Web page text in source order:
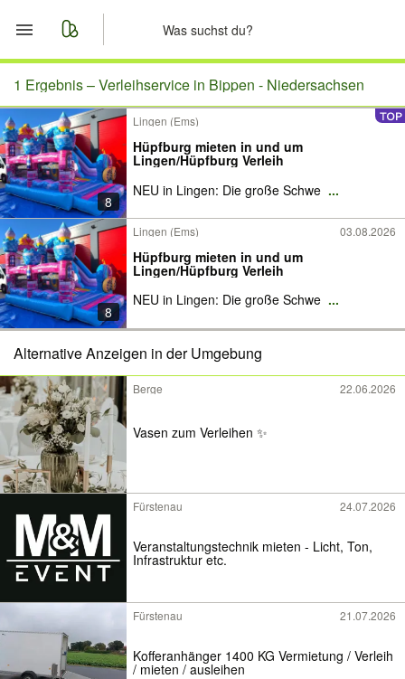
Start
Merkliste
Nachrichten
Anzeige aufgeben
1 Ergebnis –Verleihservice in Bippen - Niedersachsen
8
Lingen (Ems)
Hüpfburg mieten in und um
Lingen/Hüpfburg Verleih
NEU in Lingen: Die große Schwe ...
8
Lingen (Ems) 03.08.2026
Hüpfburg mieten in und um
Lingen/Hüpfburg Verleih
NEU in Lingen: Die große Schwe ...
Alternative Anzeigen in der Umgebung
Berge 22.06.2026
Vasen zum Verleihen ✨
Fürstenau 24.07.2026
Veranstaltungstechnik mieten - Licht, Ton,
Infrastruktur etc.
Fürstenau 21.07.2026
Kofferanhänger 1400 KG Vermietung / Verleih
/ mieten / ausleihen